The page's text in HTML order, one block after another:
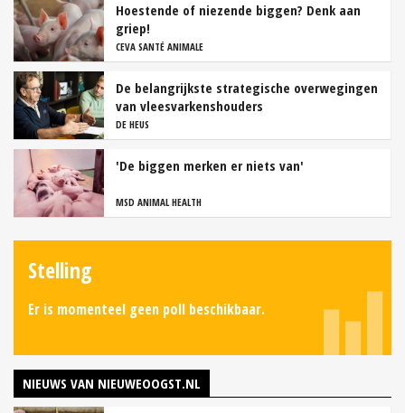
Hoestende of niezende biggen? Denk aan
griep!
CEVA SANTÉ ANIMALE
De belangrijkste strategische overwegingen
van vleesvarkenshouders
DE HEUS
'De biggen merken er niets van'
MSD ANIMAL HEALTH
Stelling
Er is momenteel geen poll beschikbaar.
NIEUWS VAN NIEUWEOOGST.NL